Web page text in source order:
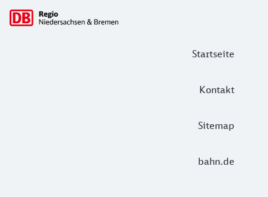
Startseite
Kontakt
Sitemap
bahn.de
Hauptnavigation